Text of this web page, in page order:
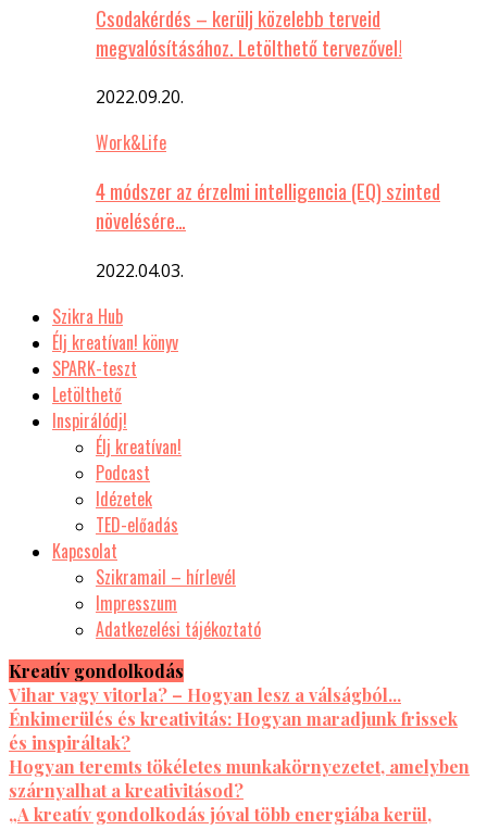
Csodakérdés – kerülj közelebb terveid
megvalósításához. Letölthető tervezővel!
2022.09.20.
Work&Life
4 módszer az érzelmi intelligencia (EQ) szinted
növelésére…
2022.04.03.
Szikra Hub
Élj kreatívan! könyv
SPARK-teszt
Letölthető
Inspirálódj!
Élj kreatívan!
Podcast
Idézetek
TED-előadás
Kapcsolat
Szikramail – hírlevél
Impresszum
Adatkezelési tájékoztató
Kreatív gondolkodás
Vihar vagy vitorla? – Hogyan lesz a válságból...
Énkimerülés és kreativitás: Hogyan maradjunk frissek
és inspiráltak?
Hogyan teremts tökéletes munkakörnyezetet, amelyben
szárnyalhat a kreativitásod?
„A kreatív gondolkodás jóval több energiába kerül,